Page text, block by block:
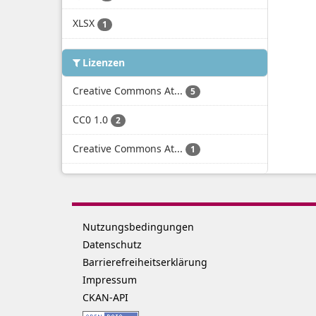
XLSX 1
Lizenzen
Creative Commons At... 5
CC0 1.0 2
Creative Commons At... 1
Nutzungsbedingungen
Datenschutz
Barrierefreiheitserklärung
Impressum
CKAN-API